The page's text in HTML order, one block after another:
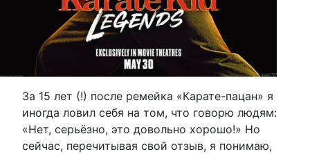
За 15 лет (!) после ремейка «Карате-пацан» я
иногда ловил себя на том, что говорю людям:
«Нет, серьёзно, это довольно хорошо!» Но
сейчас, перечитывая свой отзыв, я понимаю,